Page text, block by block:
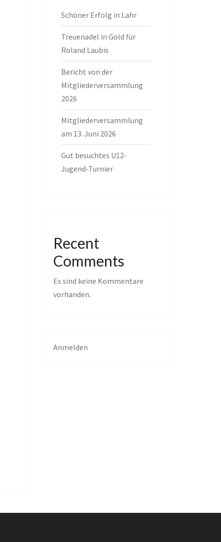
Schöner Erfolg in Lahr
Treuenadel in Gold für
Roland Laubis
Bericht von der
Mitgliederversammlung
2026
Mitgliederversammlung
am 13. Juni 2026
Gut besuchtes U12-
Jugend-Turnier
Recent
Comments
Es sind keine Kommentare
vorhanden.
Anmelden